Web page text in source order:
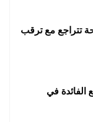
تتراجع مع ترقب
في